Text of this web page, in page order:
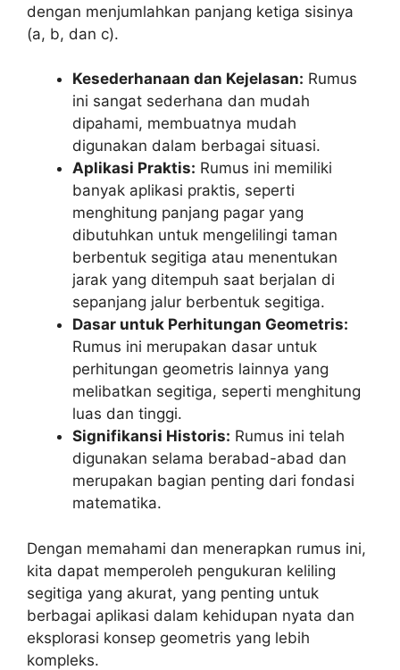
dengan menjumlahkan panjang ketiga sisinya
(a, b, dan c).
Kesederhanaan dan Kejelasan: Rumus
ini sangat sederhana dan mudah
dipahami, membuatnya mudah
digunakan dalam berbagai situasi.
Aplikasi Praktis: Rumus ini memiliki
banyak aplikasi praktis, seperti
menghitung panjang pagar yang
dibutuhkan untuk mengelilingi taman
berbentuk segitiga atau menentukan
jarak yang ditempuh saat berjalan di
sepanjang jalur berbentuk segitiga.
Dasar untuk Perhitungan Geometris:
Rumus ini merupakan dasar untuk
perhitungan geometris lainnya yang
melibatkan segitiga, seperti menghitung
luas dan tinggi.
Signifikansi Historis: Rumus ini telah
digunakan selama berabad-abad dan
merupakan bagian penting dari fondasi
matematika.
Dengan memahami dan menerapkan rumus ini,
kita dapat memperoleh pengukuran keliling
segitiga yang akurat, yang penting untuk
berbagai aplikasi dalam kehidupan nyata dan
eksplorasi konsep geometris yang lebih
kompleks.